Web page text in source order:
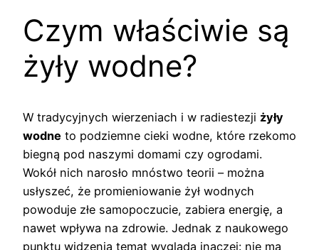
Czym właściwie są
żyły wodne?
W tradycyjnych wierzeniach i w radiestezji żyły
wodne to podziemne cieki wodne, które rzekomo
biegną pod naszymi domami czy ogrodami.
Wokół nich narosło mnóstwo teorii – można
usłyszeć, że promieniowanie żył wodnych
powoduje złe samopoczucie, zabiera energię, a
nawet wpływa na zdrowie. Jednak z naukowego
punktu widzenia temat wygląda inaczej: nie ma